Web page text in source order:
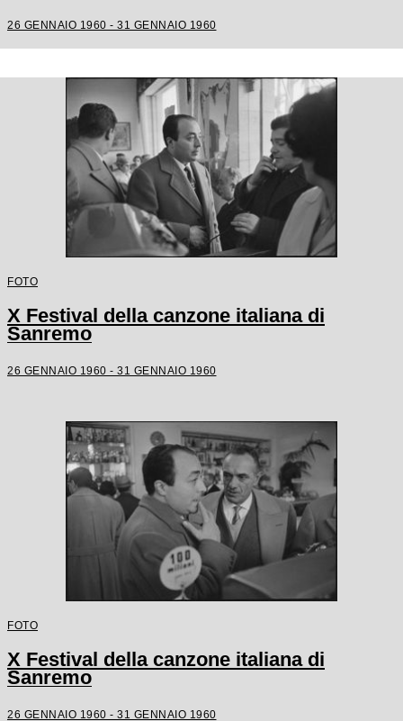
26 GENNAIO 1960 - 31 GENNAIO 1960
FOTO
X Festival della canzone italiana di
Sanremo
26 GENNAIO 1960 - 31 GENNAIO 1960
FOTO
X Festival della canzone italiana di
Sanremo
26 GENNAIO 1960 - 31 GENNAIO 1960